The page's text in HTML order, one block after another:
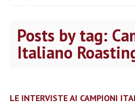
Posts by tag:
Italiano
LE INTERVISTE AI CAMPIONI